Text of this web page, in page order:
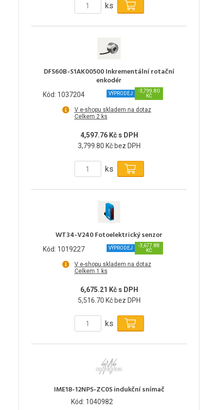
ks
DFS60B-S1AK00500 Inkrementální rotační
enkodér
Kód: 1037204 VÝPRODEJ
-3,799.80
KČ
V e-shopu skladem na dotaz
Celkem 2 ks
4,597.76 Kč s DPH
3,799.80 Kč bez DPH
ks
WT34-V240 Fotoelektrický senzor
Kód: 1019227 VÝPRODEJ
-3,677.88
KČ
V e-shopu skladem na dotaz
Celkem 1 ks
6,675.21 Kč s DPH
5,516.70 Kč bez DPH
ks
IME18-12NPS-ZC0S indukční snímač
Kód: 1040982